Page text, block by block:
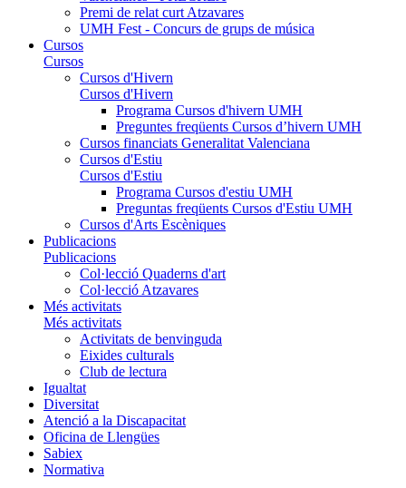
Premi de relat curt Atzavares
UMH Fest - Concurs de grups de música
Cursos
Cursos
Cursos d'Hivern
Cursos d'Hivern
Programa Cursos d'hivern UMH
Preguntes freqüents Cursos d’hivern UMH
Cursos financiats Generalitat Valenciana
Cursos d'Estiu
Cursos d'Estiu
Programa Cursos d'estiu UMH
Preguntas freqüents Cursos d'Estiu UMH
Cursos d'Arts Escèniques
Publicacions
Publicacions
Col·lecció Quaderns d'art
Col·lecció Atzavares
Més activitats
Més activitats
Activitats de benvinguda
Eixides culturals
Club de lectura
Igualtat
Diversitat
Atenció a la Discapacitat
Oficina de Llengües
Sabiex
Normativa